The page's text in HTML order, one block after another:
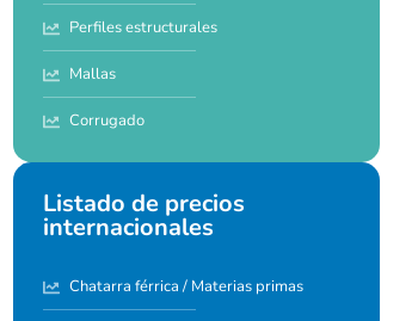
Perfiles estructurales
Mallas
Corrugado
Listado de precios
internacionales
Chatarra férrica / Materias primas